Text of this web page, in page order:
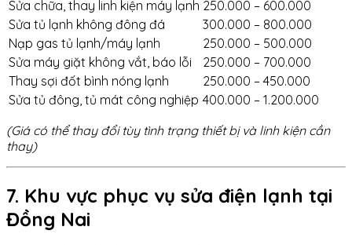
Sửa chữa, thay linh kiện máy lạnh 250.000 – 600.000
Sửa tủ lạnh không đông đá
300.000 – 800.000
Nạp gas tủ lạnh/máy lạnh
250.000 – 500.000
Sửa máy giặt không vắt, báo lỗi
250.000 – 700.000
Thay sợi đốt bình nóng lạnh
250.000 – 450.000
Sửa tủ đông, tủ mát công nghiệp 400.000 – 1.200.000
(Giá có thể thay đổi tùy tình trạng thiết bị và linh kiện cần
thay)
7. Khu vực phục vụ sửa điện lạnh tại
Đồng Nai